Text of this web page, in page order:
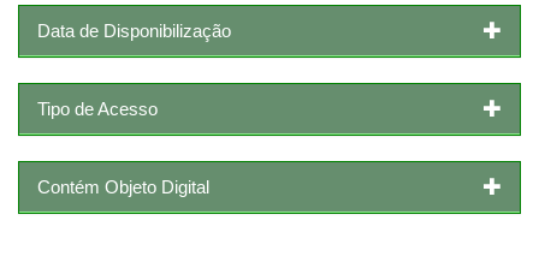
Data de Disponibilização
Tipo de Acesso
Contém Objeto Digital